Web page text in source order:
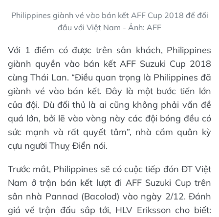
Philippines giành vé vào bán kết AFF Cup 2018 để đối
đầu với Việt Nam - Ảnh: AFF
Với 1 điểm có được trên sân khách, Philippines
giành quyền vào bán kết AFF Suzuki Cup 2018
cùng Thái Lan. “Điều quan trọng là Philippines đã
giành vé vào bán kết. Đây là một bước tiến lớn
của đội. Dù đối thủ là ai cũng không phải vấn đề
quá lớn, bởi lẽ vào vòng này các đội bóng đều có
sức mạnh và rất quyết tâm”, nhà cầm quân kỳ
cựu người Thuỵ Điển nói.
Trước mắt, Philippines sẽ có cuộc tiếp đón ĐT Việt
Nam ở trận bán kết lượt đi AFF Suzuki Cup trên
sân nhà Pannad (Bacolod) vào ngày 2/12. Đánh
giá về trận đấu sắp tới, HLV Eriksson cho biết: